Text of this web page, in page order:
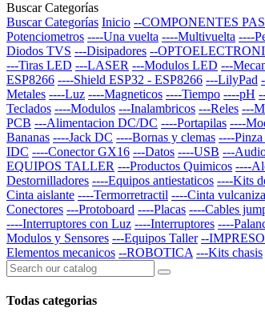
Buscar Categorías
Buscar Categorías Inicio --COMPONENTES
Potenciometros ----Una vuelta ----Multivuelta ----
Diodos TVS ---Disipadores --
---Tiras LED ---LASER ---Modulos LED ---
ESP8266 ----Shield ESP32 - ESP8266 ---LilyPad
Metales ----Luz ----Magneticos ----Tiempo ----pH
Teclados ----Modulos ---Inalambricos ---Reles ---
PCB ---Alimentacion DC/DC ----Portapilas ----
Bananas ----Jack DC ----Bornas y clemas ----
IDC ----Conector GX16 ---Datos ----USB ---
EQUIPOS TALLER ---Productos Quimicos ----
Destornilladores ----Equipos antiestaticos ----Kits
Cinta aislante ----Termorretractil ----Cinta
Conectores ---Protoboard ----Placas ----Cables
----Interruptores con Luz ----Interruptores ----
Modulos y Sensores ---Equipos Taller --
Elementos mecanicos --ROBOTICA ---Kits chasis
Todas categorias